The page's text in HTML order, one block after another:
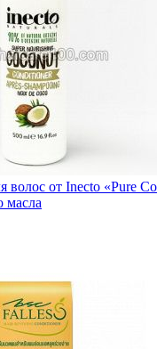
волос от Inecto «Pure
масла